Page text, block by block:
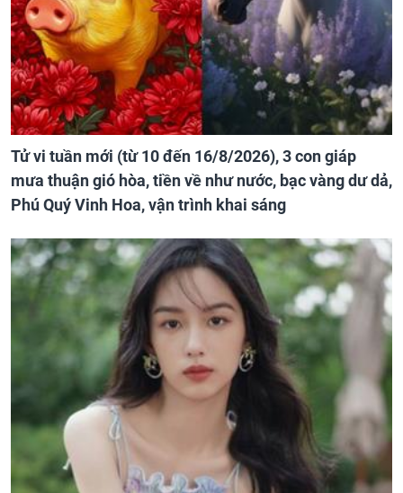
Tử vi tuần mới (từ 10 đến 16/8/2026), 3 con giáp
mưa thuận gió hòa, tiền về như nước, bạc vàng dư dả,
Phú Quý Vinh Hoa, vận trình khai sáng